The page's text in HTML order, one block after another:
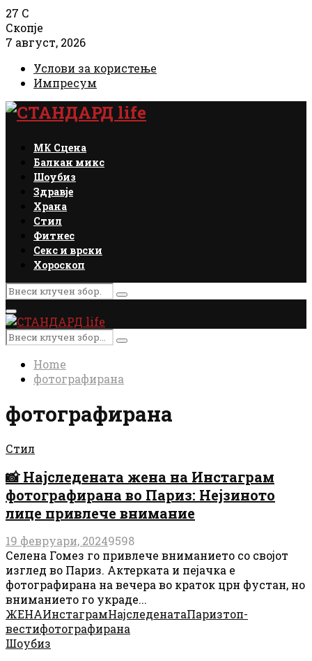
27 C
Скопје
7 август, 2026
Услови за користење
Импресум
Facebook
Instagram
Email
Rss
МК Сцена
Балкан микс
Шоубиз
Здравје
Храна
Стил
Фитнес
Секс и врски
Хороскоп
Search
for:
Search
Primary
Menu
Search
for:
Search
Home
фотографирана
фотографирана
Стил
📸 Најследената жена на Инстаграм
фотографирана во Париз: Нејзиното
лице привлече внимание
19 февруари, 20249598
Селена Гомез го привлече вниманието со својот
изглед во Париз. Актерката и пејачка е
фотографирана на вечера во краток црн фустан, но
вниманието го украде...
ЖЕНАИнстаграмНајследенатаПаризтоп-
вестифотографирана
Шоубиз